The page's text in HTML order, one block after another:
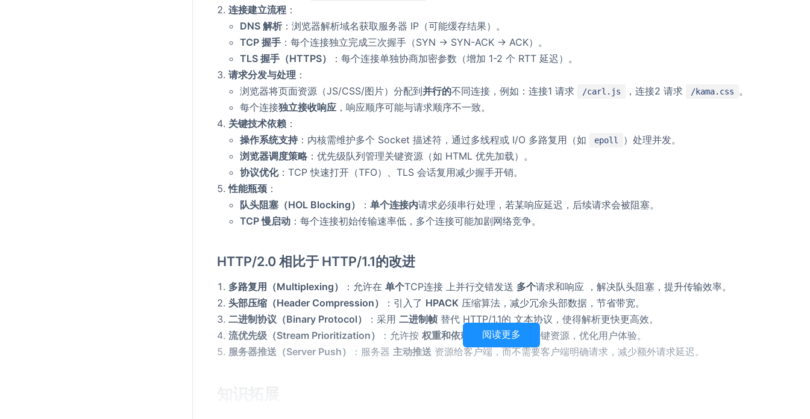
连接建立流程 ：
DNS 解析 ：浏览器解析域名获取服务器 IP（可能缓存结果）。
TCP 握手 ：每个连接独立完成三次握手（SYN → SYN-ACK → ACK）。
TLS 握手（HTTPS）
：每个连接单独协商加密参数（增加 1-2 个 RTT 延迟）。
请求分发与处理 ：
浏览器将页面资源（JS/CSS/图片）分配到并行的不同连接，例如：连接1 请求 /carl.js ，连接2 请求 /kama.css
。
每个连接独立接收响应 ，响应顺序可能与请求顺序不一致。
关键技术依赖 ：
操作系统支持 ：内核需维护多个 Socket 描述符，通过多线程或 I/O 多路复用（如 epoll
）处理并发。
浏览器调度策略 ：优先级队列管理关键资源（如 HTML 优先加载）。
协议优化：TCP 快速打开（TFO）、TLS 会话复用减少握手开销。
性能瓶颈 ：
队头阻塞（HOL Blocking）
：单个连接内请求必须串行处理，若某响应延迟，后续请求会被阻塞。
TCP 慢启动 ：每个连接初始传输速率低，多个连接可能加剧网络竞争。
HTTP/2.0 相比于 HTTP/1.1的改进
多路复用（Multiplexing） ：允许在单个TCP连接 上并行交错发送 多个请求和响应 ，解决队头阻塞，提升传输效率。
头部压缩（Header Compression）
：引入了 HPACK 压缩算法，减少冗余头部数据，节省带宽。
二进制协议（Binary Protocol）
：采用二进制帧 替代 HTTP/1.1的 文本协议，使得解析更快更高效。
流优先级（Stream Prioritization）
：允许按权重和依赖关系优先传输关键资源，优化用户体验。
服务器推送（Server Push）
：服务器 主动推送 资源给客户端，而不需要客户端明确请求，减少额外请求延迟。
阅读更多